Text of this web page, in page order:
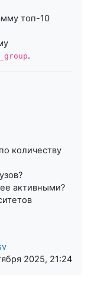
топ-10
.
количеству
активными?
2025, 21:24